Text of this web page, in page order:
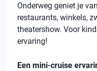
Onderweg geniet je
restaurants, winkels,
theatershow. Voor
ervaring!
Een mini-cruise